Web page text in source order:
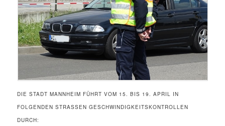
DIE STADT MANNHEIM FÜHRT VOM 15. BIS 19. APRIL IN
FOLGENDEN STRASSEN GESCHWINDIGKEITSKONTROLLEN D
URCH: